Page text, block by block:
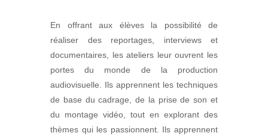
En offrant aux élèves la possibilité de
réaliser des reportages, interviews et
documentaires, les ateliers leur ouvrent les
portes du monde de la production
audiovisuelle. Ils apprennent les techniques
de base du cadrage, de la prise de son et
du montage vidéo, tout en explorant des
thèmes qui les passionnent. Ils apprennent